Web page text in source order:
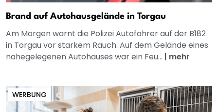
Brand auf Autohausgelände in Torgau
Am Morgen warnt die Polizei Autofahrer auf der B182
in Torgau vor starkem Rauch. Auf dem Gelände eines
nahegelegenen Autohauses war ein Feu... | mehr
WERBUNG